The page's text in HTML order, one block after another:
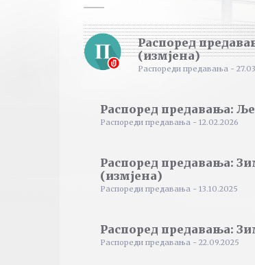
Распоред
(измјена)
Распореди предавања -
Распоред предавања:
Распореди предавања - 12.02.2026
Распоред предавања:
(измјена)
Распореди предавања - 13.10.2025
Распоред предавања:
Распореди предавања - 22.09.2025